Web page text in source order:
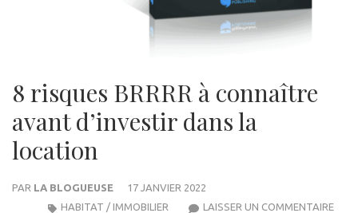
8 risques BRRRR à connaître
avant d’investir dans la
location
PAR LA BLOGUEUSE
17 JANVIER 2022
LAISSER UN COMMENTAIRE8
HABITAT / IMMOBILIER